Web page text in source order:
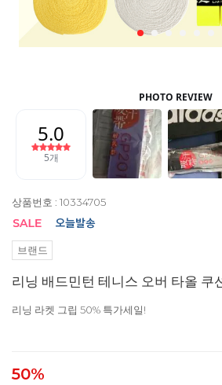
상품번호 : 10334705
브랜드
리닝 배드민턴 테니스 오버 타올 쿠
리닝 라켓 그립 50% 특가세일!
50%